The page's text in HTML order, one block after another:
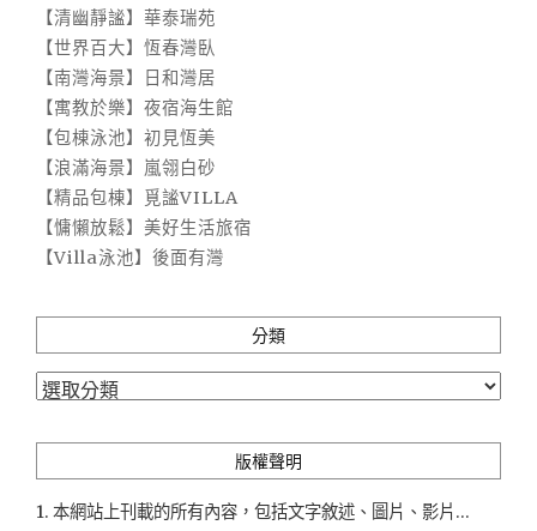
【清幽靜謐】華泰瑞苑
【世界百大】恆春灣臥
【南灣海景】日和灣居
【寓教於樂】夜宿海生館
【包棟泳池】初見恆美
【浪滿海景】嵐翎白砂
【精品包棟】覓謐VILLA
【慵懶放鬆】美好生活旅宿
【Villa泳池】後面有灣
分類
分
版權聲明
1. 本網站上刊載的所有內容，包括文字敘述、圖片、影片...